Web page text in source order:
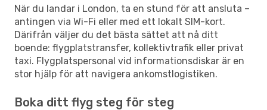
När du landar i London, ta en stund för att ansluta –
antingen via Wi-Fi eller med ett lokalt SIM-kort.
Därifrån väljer du det bästa sättet att nå ditt
boende: flygplatstransfer, kollektivtrafik eller privat
taxi. Flygplatspersonal vid informationsdiskar är en
stor hjälp för att navigera ankomstlogistiken.
Boka ditt flyg steg för steg